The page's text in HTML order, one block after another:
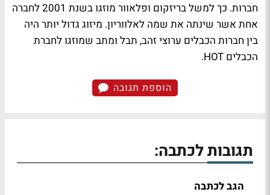
חברות. כך למשל בריזקום ופלאוור מוזגו בשנת 2001 לחברה
אחת אשר שינתה את שמה לאלווריון. מיזוג גדול יותר היה
בין חברות הכבלים ערוצי זהב, תבל ומתב שמוזגו לחברת
הכבלים HOT.
הוספת תגובה
תגובות לכתבה:
הגב לכתבה